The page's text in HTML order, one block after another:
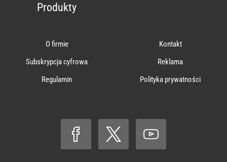
Produkty
O firmie
Kontakt
Subskrypcja cyfrowa
Reklama
Regulamin
Polityka prywatności